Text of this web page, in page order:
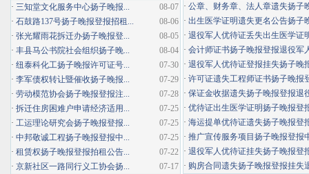
· 公章、财务章、法人章遗失扬子
· 出生医学证明遗失更名公告扬子
· 退役军人优待证丢失出生医学证
· 会计师证书扬子晚报登报退役军
· 退役军人优待证登报挂失扬子晚
· 许可证遗失工程师证书扬子晚报
· 保证金收据遗失扬子晚报登报退
· 优待证出生医学证明扬子晚报登
· 海运提单优待证遗失扬子晚报登
· 推广宣传服务项目扬子晚报登报
· 退役军人优待证挂失扬子晚报登
· 购房合同遗失扬子晚报登报挂失
08-07
· 三知堂文化服务中心扬子晚报...
08-06
· 石鼓路137号扬子晚报登报招租...
08-05
· 张光耀雨花拆迁办扬子晚报登...
08-04
· 丰县马公书院社会组织扬子晚...
07-30
· 纽泰科化工扬子晚报许可证号...
07-29
· 李军债权转让暨催收扬子晚报...
07-28
· 劳动模范协会扬子晚报登报注...
07-25
· 拆迁住房困难户申请经济适用...
07-25
· 工运理论研究会扬子晚报登报...
07-25
· 中邦敬诚工程扬子晚报登报中...
07-22
· 租赁权扬子晚报登报拍租公告...
07-17
· 京新社区一路同行义工协会扬...